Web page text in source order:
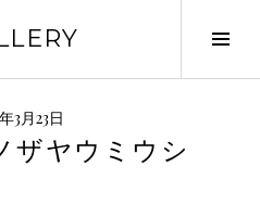
サ
3月23日
ザヤウミウシ